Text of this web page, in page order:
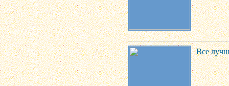
Все